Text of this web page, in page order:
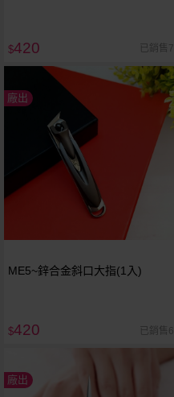
$420 已銷售7
廠出
ME5~鋅合金斜口大指(1入)
$420 已銷售6
廠出